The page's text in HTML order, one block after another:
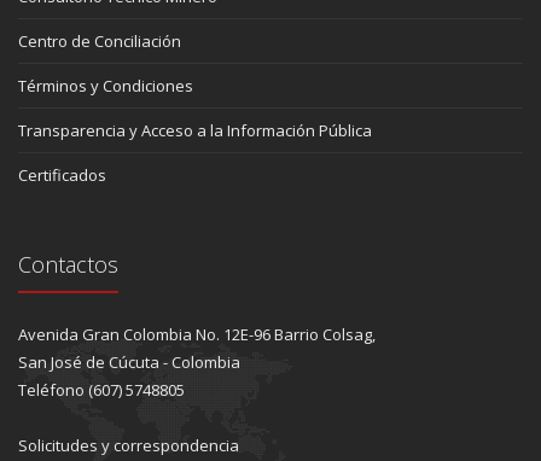
Centro de Conciliación
Términos y Condiciones
Transparencia y Acceso a la Información Pública
Certificados
Contactos
Avenida Gran Colombia No. 12E-96 Barrio Colsag,
San José de Cúcuta - Colombia
Teléfono (607) 5748805
Solicitudes y correspondencia